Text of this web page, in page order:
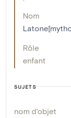
Nom
Rôle
enfant
SUJETS
nom d'objet